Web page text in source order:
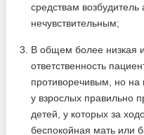
средствам возбудитель
нечувствительным;
В общем более низкая
ответственность
противоречивым, но на
у взрослых правильно
детей, у которых за
беспокойная мать или